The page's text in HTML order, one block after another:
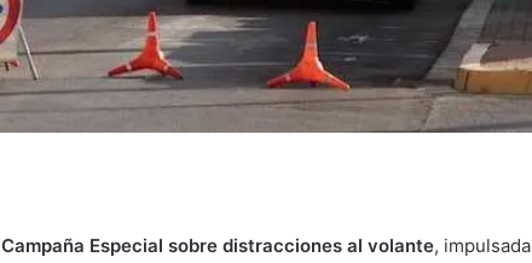
Campaña Especial sobre distracciones al volante, impulsada